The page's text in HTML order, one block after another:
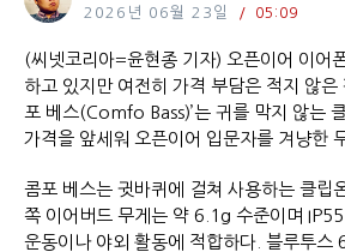
2026년 06월 23일 05:09
(씨넷코리아=윤현종 기자) 오픈이어 이어
하고 있지만 여전히 가격 부담은 적지 않은
포 베스(Comfo Bass)’는 귀를 막지 않는
가격을 앞세워 오픈이어 입문자를 겨냥한
콤포 베스는 귓바퀴에 걸쳐 사용하는 클립
쪽 이어버드 무게는 약 6.1g 수준이며 IP55
운동이나 야외 활동에 적합하다. 블루투스